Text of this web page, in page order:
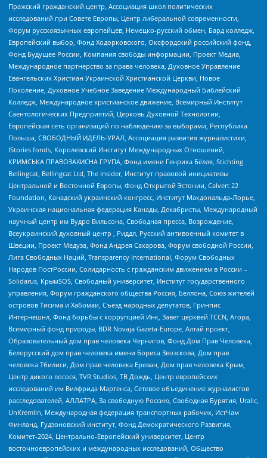
Пражский гражданский центр, Ассоциация школ политических
исследований при Совете Европы, Центр либеральной современности,
Форум русскоязычных европейцев, Немецко-русский обмен, Бард колледж,
Европейский выбор, Фонд Ходорковского, Оксфордский российский фонд,
Фонд Будущее России, Компания свободы информации, Проект Медиа,
Международное партнерство за права человека, Духовное Управление
Евангельских Христиан Украинской Христианской Церкви, Новое
Поколение, Духовное Учебное Заведение Международный Библейский
Колледж, Международное христианское движение, Всемирный Институт
Саентологических Предприятий, Церковь Духовной Технологии,
Европейская сеть организаций по наблюдению за выборами, Республика
Польша, СВОБОДНЫЙ ИДЕЛЬ-УРАЛ, Ассоциация развития журналистики,
IStories fonds, Королевский Институт Международных Отношений,
КРИМСЬКА ПРАВОЗАХИСНА ГРУПА, Фонд имени Генриха Бёлля, Stichting
Bellingcat, Bellingcat Ltd, The Insider, Институт правовой инициативы
Центральной и Восточной Европы, Фонд Открытой Эстонии, Calvert 22
Foundation, Канадский украинский конгресс, Институт Макдональда-Лорье,
Украинская национальная федерация Канады, Декабристы, Международный
научный центр им Вудро Вильсона, Свободная пресса, Возрождение,
Всеукраинский духовный центр , Риддл, Русский антивоенный комитет в
Швеции, Проект Медуза, Фонд Андрея Сахарова, Форум свободной России,
Лига Свободных Наций, Transparеncy International, Форум Свободных
Народов ПостРоссии, Солидарность с гражданским движением в России –
Solidarus, КрымSOS, Свободный университет, Институт государственного
управления, Форум гражданского общества Россия, Беллона, Союз жителей
островов Тисима и Хабомаи, Съезд народных депутатов, Гринпис
Интернешнл, Фонд борьбы с коррупцией Инк, Завет церквей TCCN, Агора,
Всемирный фонд природы, BDR Novaja Gazeta-Europe, Алтай проект,
Образовательный дом прав человека Чернигов, Фонд Дом Прав Человека,
Белорусский дом прав человека имени Бориса Звозскова, Дом прав
человека Тбилиси, Дом прав человека Ереван, Дом прав человека Крым,
Центр дикого лосося, TVR Studios, ТВ Дождь, Центр европейских
исследований им Вилфрида Мартенса, Сетевое объединение журналистов
расследователей, АЛЛАТРА, За свободную Россию, Свободная Бурятия, Uralic,
UnKremlin, Международная федерация транспортных рабочих, ИстЧам
Финланд, Гудзоновский институт, Фонд Демократического Развития,
Комитет-2024, Центрально-Европейский университет, Центр
восточноевропейских и международных исследований, Общество